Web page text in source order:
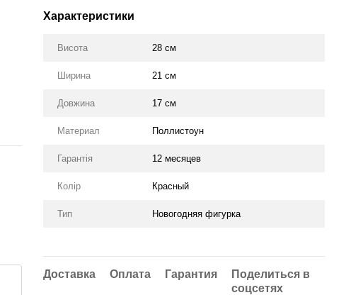
Характеристики
Висота 28 см
Ширина 21 см
Довжина 17 см
Материал Поллистоун
Гарантія 12 месяцев
Колір Красный
Тип Новогодняя фигурка
Доставка Оплата Гарантия
Поделиться в
соцсетях